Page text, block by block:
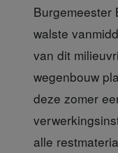
Burgemeester
walste
van dit
wegenbouw
deze zomer
alle